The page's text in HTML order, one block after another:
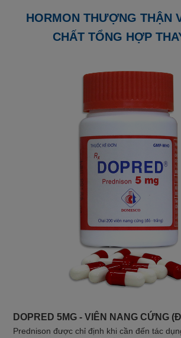
HORMON THƯỢNG THẬN
CHẤT TỔNG HỢP
DOPRED 5MG - VIÊN NANG CỨNG
Prednison được chỉ định khi cần đến tác